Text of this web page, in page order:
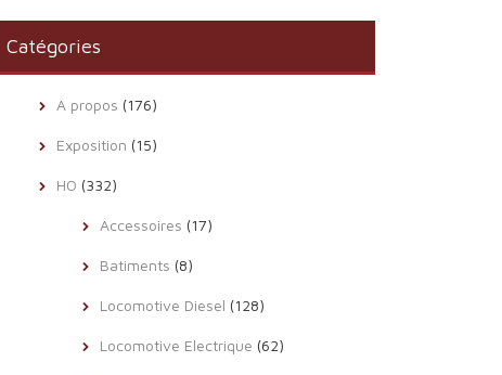
Catégories
A propos (176)
Exposition (15)
HO (332)
Accessoires (17)
Batiments (8)
Locomotive Diesel (128)
Locomotive Electrique (62)